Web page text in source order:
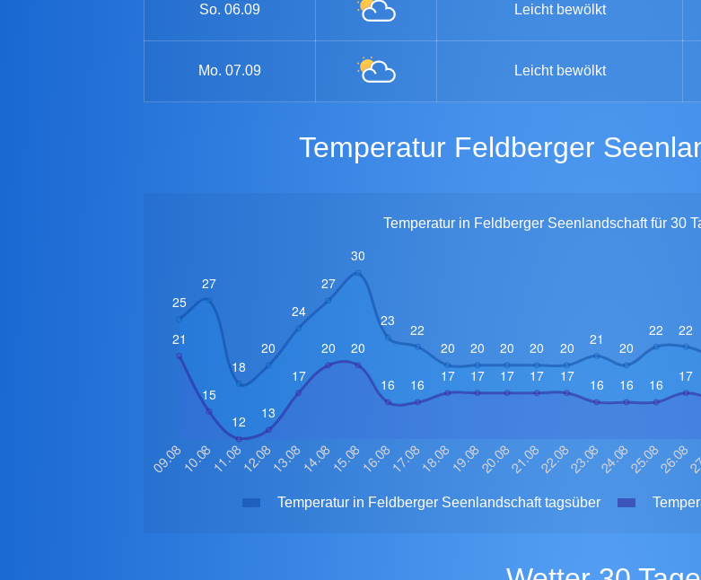
So. 06.09 Leicht bewölkt
Mo. 07.09 Leicht bewölkt
Temperatur Feldberger
Temperatur in Feldberger Seenlandschaft für 30
Temperatur in Feldberger Seenlandschaft tagsüber